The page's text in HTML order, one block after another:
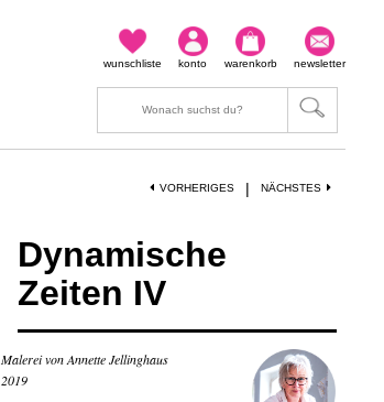
newsletter
warenkorb
konto
wunschliste
NÄCHSTES
|
VORHERIGES
Dynamische
Zeiten IV
Malerei von Annette Jellinghaus
2019